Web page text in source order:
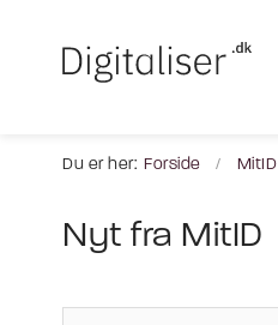
Du er her: Forside MitID
Nyt fra MitID